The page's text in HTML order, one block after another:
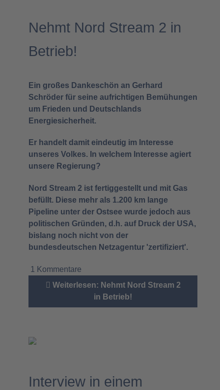
Nehmt Nord Stream 2 in
Betrieb!
Ein großes Dankeschön an Gerhard
Schröder für seine aufrichtigen Bemühungen
um Frieden und Deutschlands
Energiesicherheit.
Er handelt damit eindeutig im Interesse
unseres Volkes. In welchem Interesse agiert
unsere Regierung?
Nord Stream 2 ist fertiggestellt und mit Gas
befüllt. Diese mehr als 1.200 km lange
Pipeline unter der Ostsee wurde jedoch aus
politischen Gründen, d.h. auf Druck der USA,
bislang noch nicht von der
bundesdeutschen Netzagentur 'zertifiziert'.
1 Kommentare
Weiterlesen: Nehmt Nord Stream 2
in Betrieb!
Interview in einem